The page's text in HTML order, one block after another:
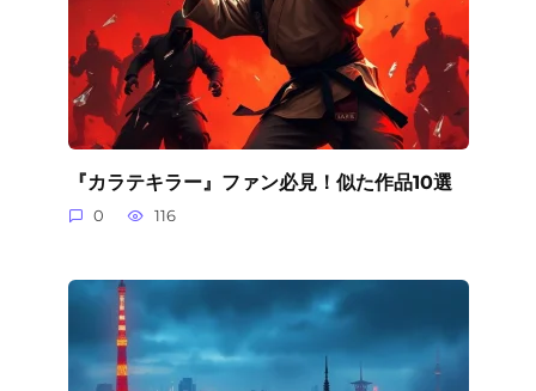
『カラテキラー』ファン必見！似た作品10選
0 116